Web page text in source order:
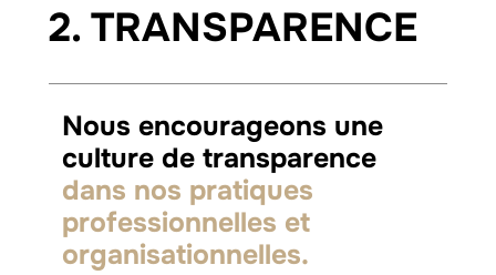
2. TRANSPARENCE
Nous encourageons une
culture de transparence
dans nos pratiques
professionnelles et
organisationnelles.